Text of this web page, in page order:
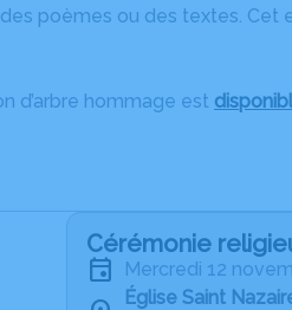
poèmes ou des textes. Cet
d’arbre hommage est
Cérémonie
mercredi 12
Église Saint